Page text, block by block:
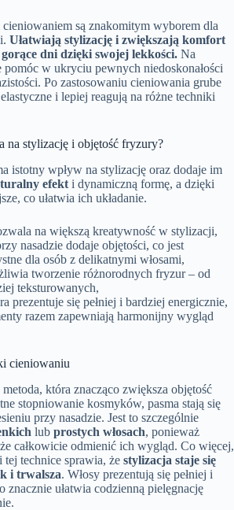
są znakomitym wyborem dla
Ułatwiają stylizację i zwiększają komfort
gorące dni dzięki swojej lekkości. Na
pomóc w ukryciu pewnych niedoskonałości
Po zastosowaniu cieniowania grube
i lepiej reagują na różne techniki
na stylizację i objętość fryzury?
istotny wpływ na stylizację oraz dodaje im
efekt i dynamiczną formę, a dzięki
co ułatwia ich układanie.
na większą kreatywność w stylizacji,
nasadzie dodaje objętości, co jest
dla osób z delikatnymi włosami,
tworzenie różnorodnych fryzur – od
teksturowanych,
prezentuje się pełniej i bardziej energicznie,
razem zapewniają harmonijny wygląd
cieniowaniu
która znacząco zwiększa objętość
stopniowanie kosmyków, pasma stają się
przy nasadzie. Jest to szczególnie
lub prostych włosach, ponieważ
całkowicie odmienić ich wygląd. Co więcej,
technice sprawia, że stylizacja staje się
i trwalsza. Włosy prezentują się pełniej i
znacznie ułatwia codzienną pielęgnację